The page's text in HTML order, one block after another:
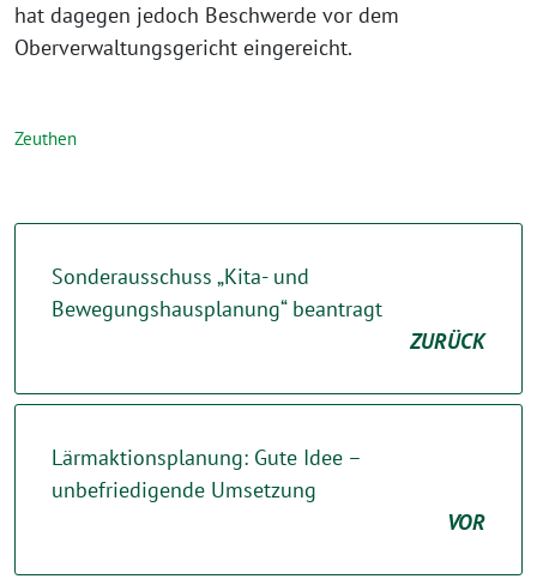
hat dagegen jedoch Beschwerde vor dem
Oberverwaltungsgericht eingereicht.
Zeuthen
Sonderausschuss „Kita- und
Bewegungshausplanung“ beantragt
ZURÜCK
Lärmaktionsplanung: Gute Idee –
unbefriedigende Umsetzung
VOR